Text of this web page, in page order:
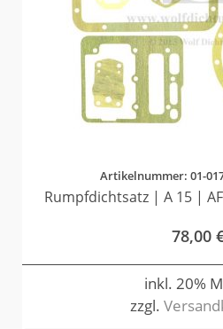
Artikelnummer: 01-
Rumpfdichtsatz | A 15 |
78,00
inkl. 20%
zzgl.